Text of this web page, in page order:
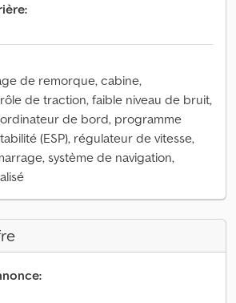
de remorque, cabine,
de traction, faible niveau de bruit,
de bord, programme
(ESP), régulateur de vitesse,
système de navigation,